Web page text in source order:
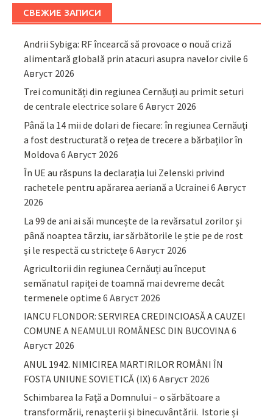
СВЕЖИЕ ЗАПИСИ
Andrii Sybiga: RF încearcă să provoace o nouă criză
alimentară globală prin atacuri asupra navelor civile 6
Август 2026
Trei comunități din regiunea Cernăuți au primit seturi
de centrale electrice solare 6 Август 2026
Până la 14 mii de dolari de fiecare: în regiunea Cernăuți
a fost destructurată o rețea de trecere a bărbaților în
Moldova 6 Август 2026
În UE au răspuns la declarația lui Zelenski privind
rachetele pentru apărarea aeriană a Ucrainei 6 Август
2026
La 99 de ani ai săi muncește de la revărsatul zorilor și
până noaptea târziu, iar sărbătorile le știe pe de rost
și le respectă cu strictețe 6 Август 2026
Agricultorii din regiunea Cernăuți au început
semănatul rapiței de toamnă mai devreme decât
termenele optime 6 Август 2026
IANCU FLONDOR: SERVIREA CREDINCIOASĂ A CAUZEI
COMUNE A NEAMULUI ROMÂNESC DIN BUCOVINA6
Август 2026
ANUL 1942. NIMICIREA MARTIRILOR ROMÂNI ÎN
FOSTA UNIUNE SOVIETICĂ (IX) 6 Август 2026
Schimbarea la Față a Domnului – o sărbătoare a
transformării, renașterii și binecuvântării. Istorie și